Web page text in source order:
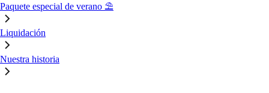
Paquete especial de verano ⛱️
Liquidación
Nuestra historia